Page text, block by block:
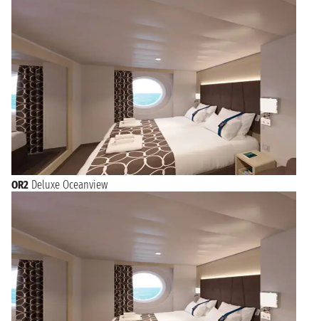
OR2 Deluxe Oceanview